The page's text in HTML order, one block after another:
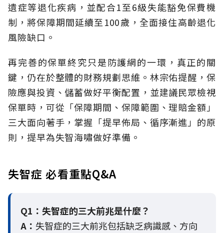
遺症等退化疾病，並配合1至6級失能豁免保費機
制，將保障期間延續至100歲，全面接住高齡退化
風險缺口。
再完善的保單終究只是防護網的一環，真正的關
鍵，仍在於整體的財務規劃思維。 林宗佑提醒，保
險應與投資、儲蓄做好平衡配置，並建議民眾檢視
保單時，可從「保障期間、保障範圍、理賠金額」
三大面向著手，掌握「提早佈局、循序漸進」的原
則，提早為失智海嘯做好準備。
失智症 必看重點Q&A
Q1：失智症的三大前兆是什麼？
A： 失智症的三大前兆包括缺乏病識感、方向